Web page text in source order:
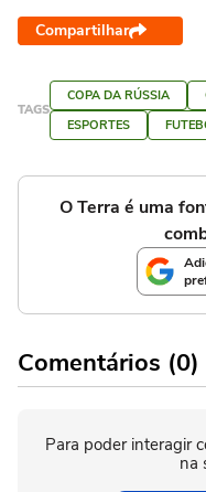
Compartilhar
TAGS
COPA DA RÚSSIA
ESPORTES
O Terra é uma
Comentários (0)
Para poder interagir
na